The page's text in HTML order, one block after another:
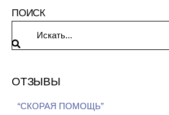
ПОИСК
ОТЗЫВЫ
“СКОРАЯ ПОМОЩЬ”